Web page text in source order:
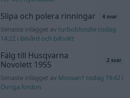
Slipa och polera rinningar 4 svar
Senaste inlägget av turboblondie tisdag
14:22i Bilvård och biltvätt
Fälg till Husqvarna
Novolett 1955
2 svar
Senaste inlägget av Mossan1 tisdag 19:42i
Övriga fordon